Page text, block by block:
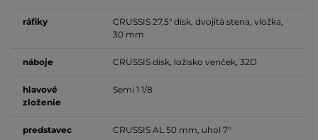
ráfiky
CRUSSIS 27,5" disk, dvojitá stena, vložka,
30 mm
náboje CRUSSIS disk, ložisko venček, 32D
hlavové
zloženie
Semi 1 1/8
predstavec CRUSSIS AL 50 mm, uhol 7°